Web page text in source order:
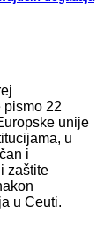
pismo 22
unije
u
i
zaštite
u Ceuti.